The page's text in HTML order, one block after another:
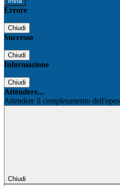
Errore
Chiudi
Successo
Chiudi
Informazione
Chiudi
Attendere...
Attendere il completamento
Chiudi